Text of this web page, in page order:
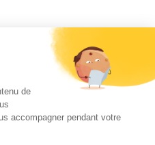
de
accompagner pendant votre